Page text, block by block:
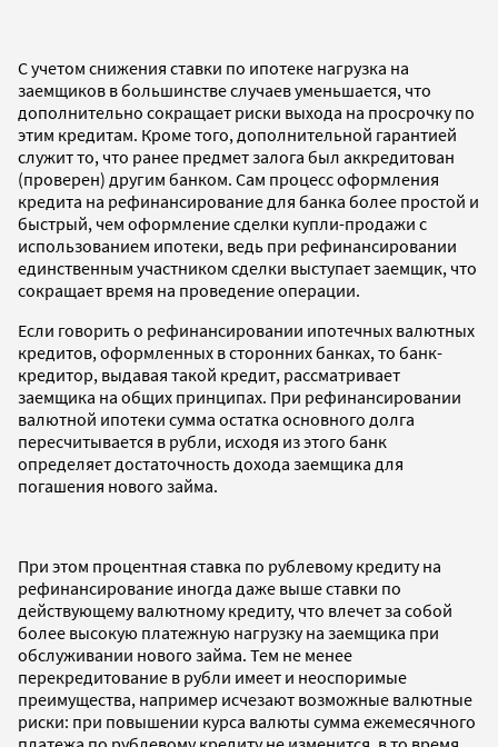
С учетом снижения ставки по ипотеке нагрузка на
заемщиков в большинстве случаев уменьшается, что
дополнительно сокращает риски выхода на просрочку по
этим кредитам. Кроме того, дополнительной гарантией
служит то, что ранее предмет залога был аккредитован
(проверен) другим банком. Сам процесс оформления
кредита на рефинансирование для банка более простой и
быстрый, чем оформление сделки купли-продажи с
использованием ипотеки, ведь при рефинансировании
единственным участником сделки выступает заемщик, что
сокращает время на проведение операции.
Если говорить о рефинансировании ипотечных валютных
кредитов, оформленных в сторонних банках, то банк-
кредитор, выдавая такой кредит, рассматривает
заемщика на общих принципах. При рефинансировании
валютной ипотеки сумма остатка основного долга
пересчитывается в рубли, исходя из этого банк
определяет достаточность дохода заемщика для
погашения нового займа.
При этом процентная ставка по рублевому кредиту на
рефинансирование иногда даже выше ставки по
действующему валютному кредиту, что влечет за собой
более высокую платежную нагрузку на заемщика при
обслуживании нового займа. Тем не менее
перекредитование в рубли имеет и неоспоримые
преимущества, например исчезают возможные валютные
риски: при повышении курса валюты сумма ежемесячного